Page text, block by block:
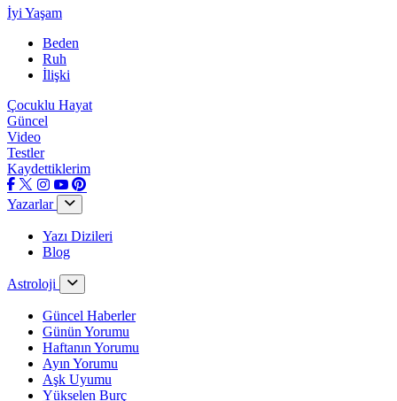
İyi Yaşam
Beden
Ruh
İlişki
Çocuklu Hayat
Güncel
Video
Testler
Kaydettiklerim
Yazarlar
Yazı Dizileri
Blog
Astroloji
Güncel Haberler
Günün Yorumu
Haftanın Yorumu
Ayın Yorumu
Aşk Uyumu
Yükselen Burç